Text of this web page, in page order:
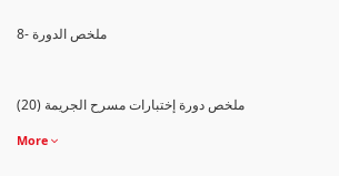
8- ملخص الدورة
(20) ملخص دورة إختبارات مسرح الجريمة
More